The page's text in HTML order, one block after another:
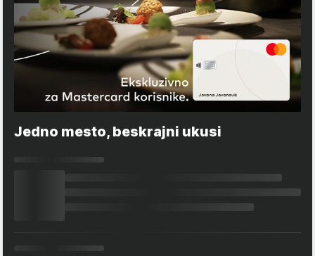
Jedno mesto, beskrajni ukusi